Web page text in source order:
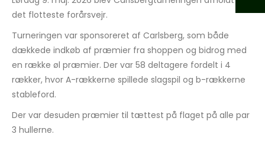
det flotteste forårsvejr.
Turneringen var sponsoreret af Carlsberg, som både
dækkede indkøb af præmier fra shoppen og bidrog med
en række øl præmier. Der var 58 deltagere fordelt i 4
rækker, hvor A-rækkerne spillede slagspil og b-rækkerne
stableford.
Der var desuden præmier til tættest på flaget på alle par
3 hullerne.